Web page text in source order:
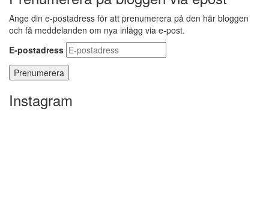
Ange din e-postadress för att prenumerera på den här bloggen
och få meddelanden om nya inlägg via e-post.
E-postadress
Instagram